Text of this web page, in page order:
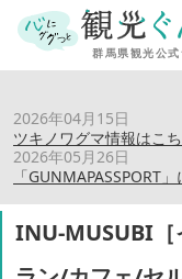
2026年04月15日
ツキノワグマ情報はこ
2026年05月26日
「GUNMAPASSPORT
INU-MUSUBI［イヌ
フェ/セルフフォトス
INU-MUSUBI［